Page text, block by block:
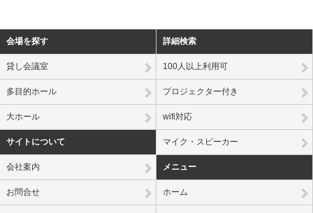
会場を探す
貸し会議室
多目的ホール
大ホール
詳細検索
100人以上利用可
プロジェクター付き
wifi対応
マイク・スピーカー
メニュー
ホーム
サイトについて
会社案内
お問合せ